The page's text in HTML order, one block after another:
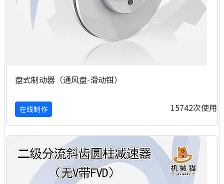
盘式制动器（通风盘-滑动钳）
在线制作 15742次使用